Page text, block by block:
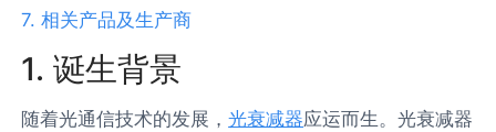
7. 相关产品及生产商
1. 诞生背景
随着光通信技术的发展，光衰减器应运而生。光衰减器